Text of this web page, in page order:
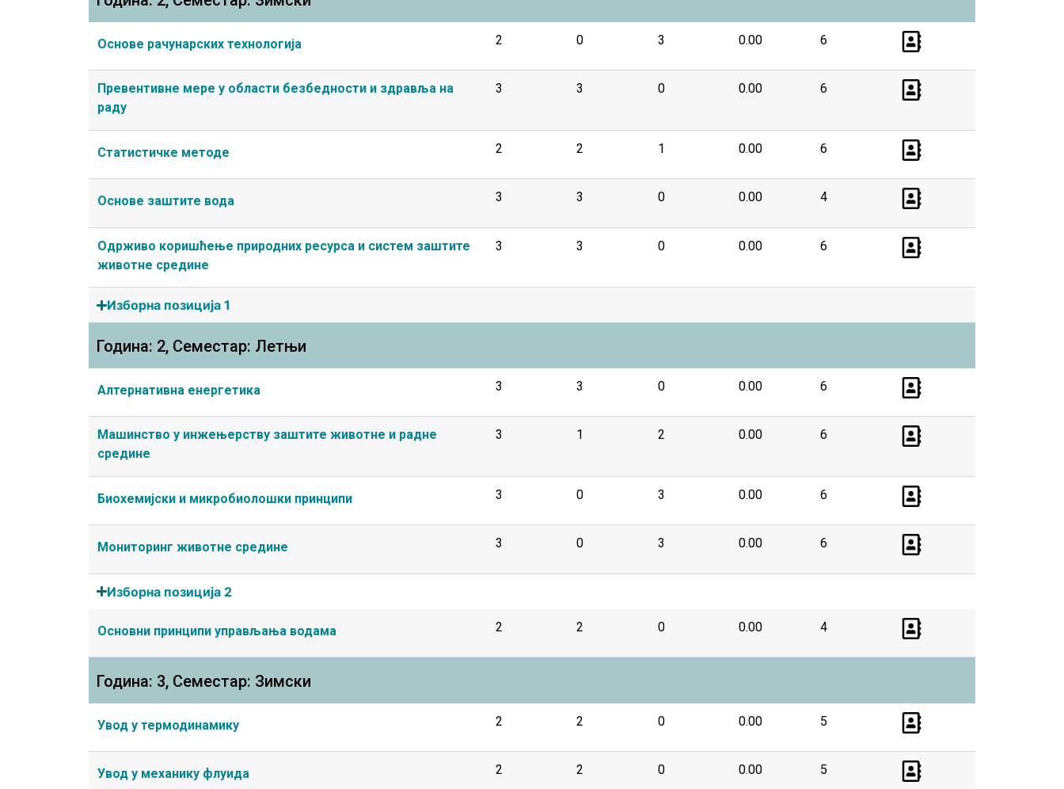
Основе рачунарских технологија 2 0 3 0.00 6
Превентивне мере у области безбедности и здравља на
раду
3 3 0 0.00 6
Статистичке методе 2 2 1 0.00 6
Основе заштите вода 3 3 0 0.00 4
Одрживо коришћење природних ресурса и систем заштите
животне средине
3 3 0 0.00 6
Изборна позиција 1
Година: 2, Семестар: Летњи
Алтернативна енергетика 3 3 0 0.00 6
Машинство у инжењерству заштите животне и радне
средине
3 1 2 0.00 6
Биохемијски и микробиолошки принципи 3 0 3 0.00 6
Мониторинг животне средине 3 0 3 0.00 6
Изборна позиција 2
Основни принципи управљања водама 2 2 0 0.00 4
Година: 3, Семестар: Зимски
Увод у термодинамику 2 2 0 0.00 5
Увод у механику флуида 2 2 0 0.00 5